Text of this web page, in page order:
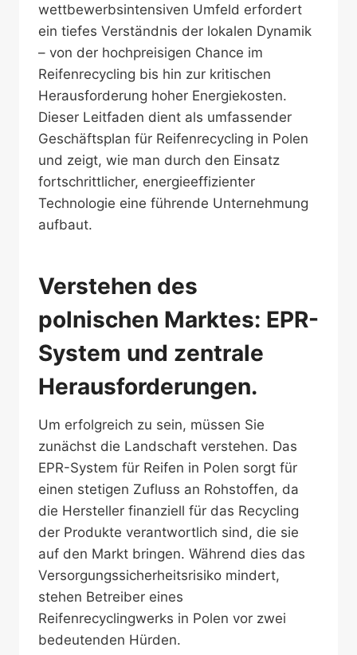
wettbewerbsintensiven Umfeld erfordert
ein tiefes Verständnis der lokalen Dynamik
– von der hochpreisigen Chance im
Reifenrecycling bis hin zur kritischen
Herausforderung hoher Energiekosten.
Dieser Leitfaden dient als umfassender
Geschäftsplan für Reifenrecycling in Polen
und zeigt, wie man durch den Einsatz
fortschrittlicher, energieeffizienter
Technologie eine führende Unternehmung
aufbaut.
Verstehen des
polnischen Marktes: EPR-
System und zentrale
Herausforderungen.
Um erfolgreich zu sein, müssen Sie
zunächst die Landschaft verstehen. Das
EPR-System für Reifen in Polen sorgt für
einen stetigen Zufluss an Rohstoffen, da
die Hersteller finanziell für das Recycling
der Produkte verantwortlich sind, die sie
auf den Markt bringen. Während dies das
Versorgungssicherheitsrisiko mindert,
stehen Betreiber eines
Reifenrecyclingwerks in Polen vor zwei
bedeutenden Hürden.